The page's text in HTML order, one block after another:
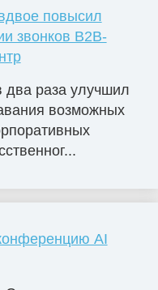
повысил
звонков B2B-
два раза улучшил
возможных
AI